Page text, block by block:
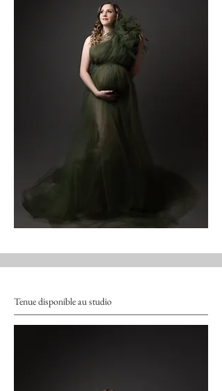
Tenue disponible au studio